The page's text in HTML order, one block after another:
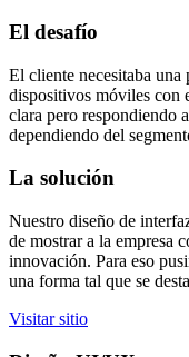
El desafío
El cliente necesitaba
dispositivos móviles con
clara pero respondiendo
dependiendo del
La solución
Nuestro diseño de
de mostrar a la empresa
innovación. Para eso
una forma tal que se
Visitar sitio